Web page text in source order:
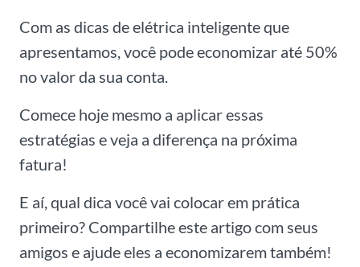
Com as dicas de elétrica inteligente que
apresentamos, você pode economizar até 50%
no valor da sua conta.
Comece hoje mesmo a aplicar essas
estratégias e veja a diferença na próxima
fatura!
E aí, qual dica você vai colocar em prática
primeiro? Compartilhe este artigo com seus
amigos e ajude eles a economizarem também!